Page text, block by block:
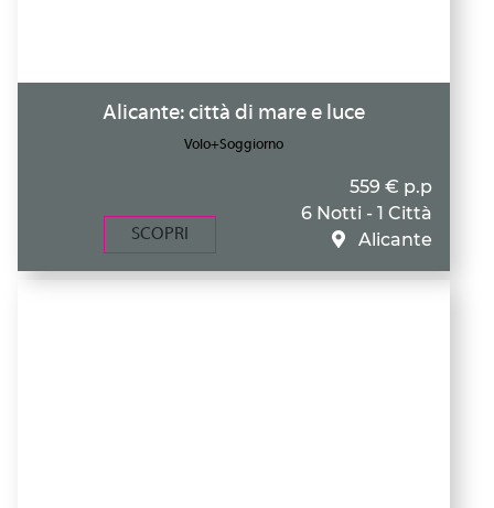
Alicante: città di mare e luce
Volo+Soggiorno
SCOPRI
559 € p.p
6 Notti - 1 Città
Alicante